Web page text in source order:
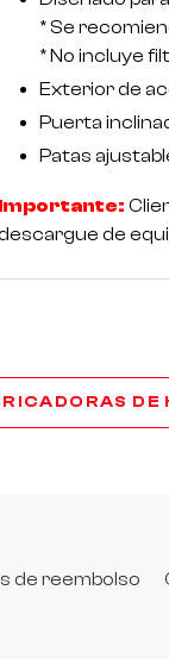
* Se
* No incluye
Exterior de
Puerta
Patas
Importante:
descargue de
DE
de reembolso